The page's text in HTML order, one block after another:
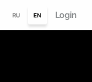
RU EN Login